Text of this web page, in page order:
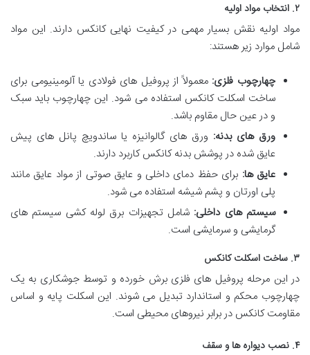
۲. انتخاب مواد اولیه
مواد اولیه نقش بسیار مهمی در کیفیت نهایی کانکس دارند. این مواد
شامل موارد زیر هستند:
چهارچوب فلزی: معمولاً از پروفیل های فولادی یا آلومینیومی برای
ساخت اسکلت کانکس استفاده می شود. این چهارچوب باید سبک
و در عین حال مقاوم باشد.
ورق های بدنه: ورق های گالوانیزه یا ساندویچ پانل های پیش
عایق شده در پوشش بدنه کانکس کاربرد دارند.
عایق ها: برای حفظ دمای داخلی و عایق صوتی از مواد عایق مانند
پلی اورتان و پشم شیشه استفاده می شود.
سیستم های داخلی: شامل تجهیزات برق لوله کشی سیستم های
گرمایشی و سرمایشی است.
۳. ساخت اسکلت کانکس
در این مرحله پروفیل های فلزی برش خورده و توسط جوشکاری به یک
چهارچوب محکم و استاندارد تبدیل می شوند. این اسکلت پایه و اساس
مقاومت کانکس در برابر نیروهای محیطی است.
۴. نصب دیواره ها و سقف